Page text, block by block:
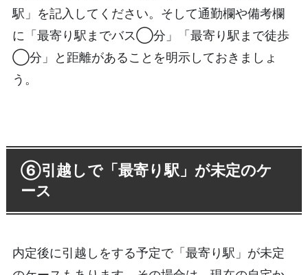
駅」を記入してください。そして通勤欄や備考欄
に「最寄り駅までバス◯分」「最寄り駅まで徒歩
◯分」と距離があることを明示しておきましょ
う。
⑥引越しで「最寄り駅」が未定のケ
ース
内定後に引越しをする予定で「最寄り駅」が未定